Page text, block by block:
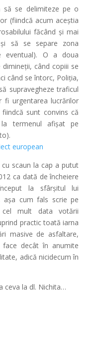
să se delimiteze pe o
(fiindcă acum aceștia
făcând și mai
și să se separe zona
eventual). O a doua
când copiii se
când se întorc, Poliția,
supravegheze traficul
fi urgentarea lucrărilor
sunt convins că
termenul afișat pe
scaun la cap a putut
ca dată de încheiere
la sfârșitul lui
așa cum fals scrie pe
cel mult data votării
practic toată iarna
masive de asfaltare,
decât în anumite
adică nicidecum în
ceva la dl. Nichita…